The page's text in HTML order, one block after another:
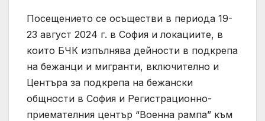
Посещението се осъществи в периода 19-
23 август 2024 г. в София и локациите, в
които БЧК изпълнява дейности в подкрепа
на бежанци и мигранти, включително и
Центъра за подкрепа на бежански
общности в София и Регистрационно-
приемателния център “Военна рампа” към